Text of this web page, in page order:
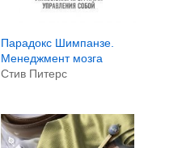
Парадокс Шимпанзе.
Менеджмент мозга
Стив Питерс